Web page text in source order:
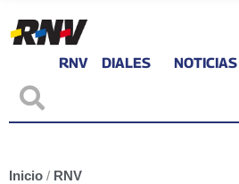
RNV DIALES NOTICIAS
Inicio / RNV